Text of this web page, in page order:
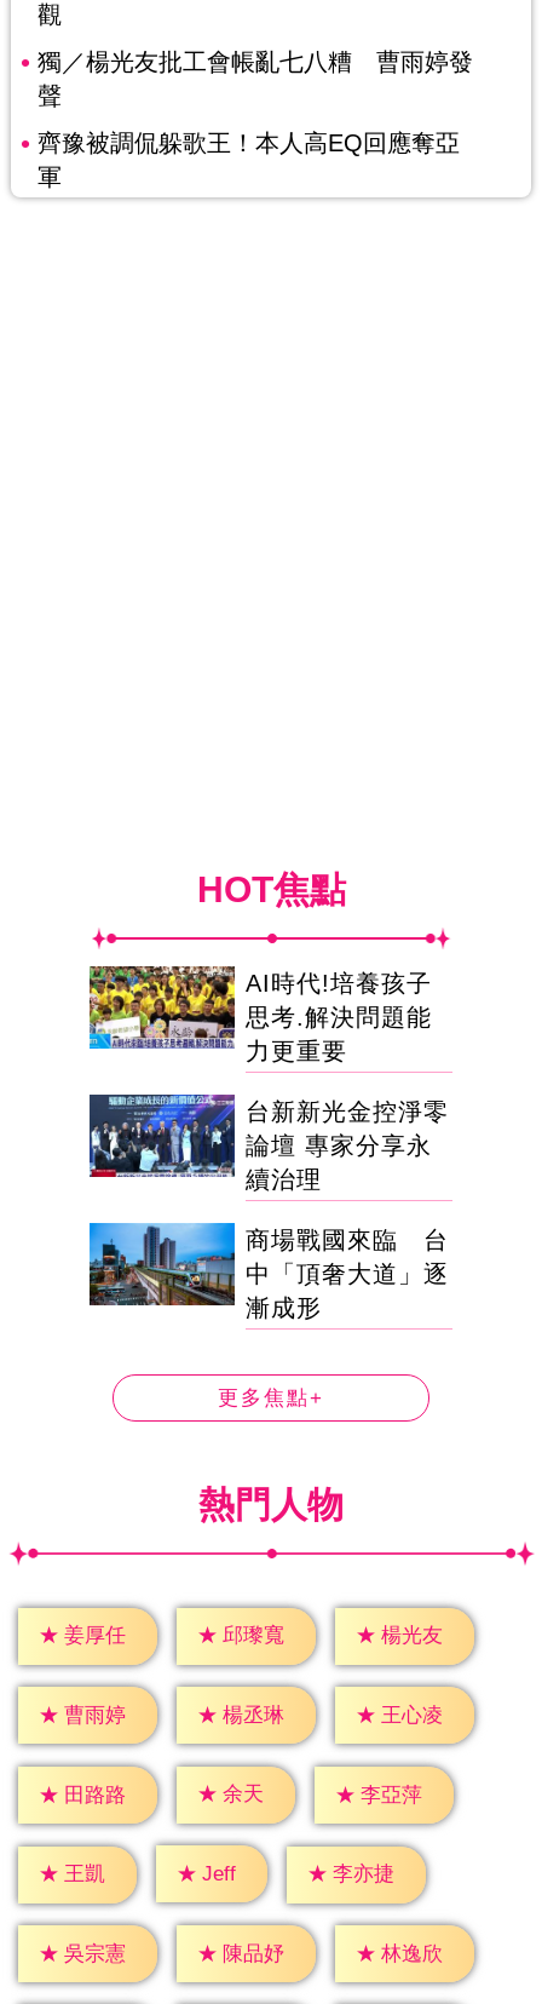
觀
獨／楊光友批工會帳亂七八糟 曹雨婷發
聲
齊豫被調侃躲歌王！本人高EQ回應奪亞
軍
HOT焦點
AI時代!培養孩子
思考.解決問題能
力更重要
台新新光金控淨零
論壇 專家分享永
續治理
商場戰國來臨 台
中「頂奢大道」逐
漸成形
更多焦點+
熱門人物
★ 姜厚任 ★ 邱瓈寬 ★ 楊光友
★ 曹雨婷 ★ 楊丞琳 ★ 王心凌
★ 田路路 ★ 余天 ★ 李亞萍
★ 王凱 ★ Jeff ★ 李亦捷
★ 吳宗憲 ★ 陳品妤 ★ 林逸欣